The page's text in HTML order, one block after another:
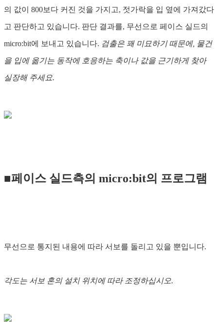
의 값이 800보다 커진 것을 가지고, 젓가락을 입 옆에 가져갔다
고 판단하고 있습니다. 판단 결과를, 무선으로 페이스 실드의
micro:bit에 보내고 있습니다. 검출은 꽤 미묘하기 때문에, 물건
을 입에 옮기는 동작에 호응하는 축이나 값을 근기하게 찾아
실장해 주세요.
■페이스 실드측의 micro:bit의 프로그램
무선으로 통지된 내용에 따라 서보를 돌리고 있을 뿐입니다.
각도는 서보 혼의 설치 위치에 따라 조정하십시오.